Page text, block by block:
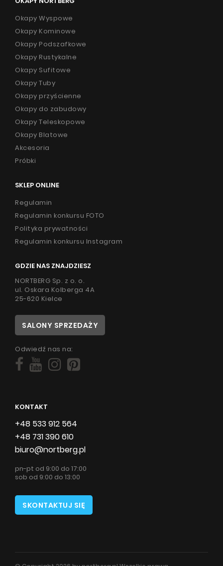
Okapy Wyspowe
Okapy Kominowe
Okapy Podszafkowe
Okapy Rustykalne
Okapy Sufitowe
Okapy Tuby
Okapy przyścienne
Okapy do zabudowy
Okapy Teleskopowe
Okapy Blatowe
Akcesoria
Próbki
SKLEP ONLINE
Regulamin
Regulamin konkursu FOTO
Polityka prywatności
Regulamin konkursu Instagram
GDZIE NAS ZNAJDZIESZ
NORTBERG Sp. z o. o.
ul. Oskara Kolberga 4A
25-620 Kielce
SALONY SPRZEDAŻY
Odwiedź nas na:
KONTAKT
+48 533 912 564
+48 731 390 610
biuro@nortberg.pl
pn-pt od 9:00 do 17:00
sob od 9:00 do 13:00
SKONTAKTUJ SIĘ